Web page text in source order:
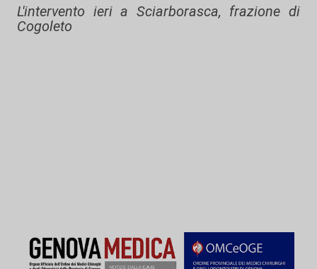
L'intervento ieri a Sciarborasca, frazione di
Cogoleto